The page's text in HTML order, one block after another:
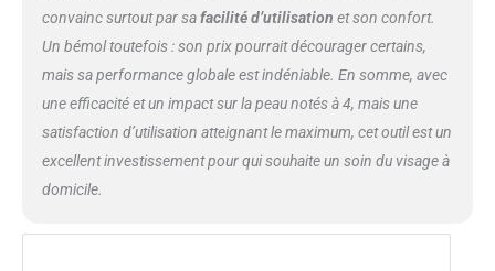
convainc surtout par safacilité d’utilisation et son confort.
Un bémol toutefois : son prix pourrait décourager certains,
mais sa performance globale est indéniable. En somme, avec
une efficacité et un impact sur la peau notés à 4, mais une
satisfaction d’utilisation atteignant le maximum, cet outil est un
excellent investissement pour qui souhaite un soin du visage à
domicile.